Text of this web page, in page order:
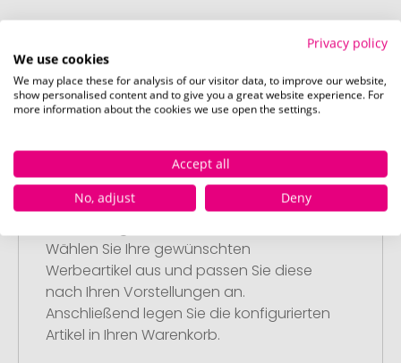
So einfach bestellen Sie Ihre Werbeartikel bei
Schritt 1:
Wählen Sie Ihre gewünschten
Werbeartikel aus und passen Sie diese
nach Ihren Vorstellungen an.
Anschließend legen Sie die konfigurierten
Artikel in Ihren Warenkorb.
Privacy policy
We use cookies
We may place these for analysis of our visitor data, to improve our website,
show personalised content and to give you a great website experience. For
more information about the cookies we use open the settings.
Accept all
No, adjust
Deny